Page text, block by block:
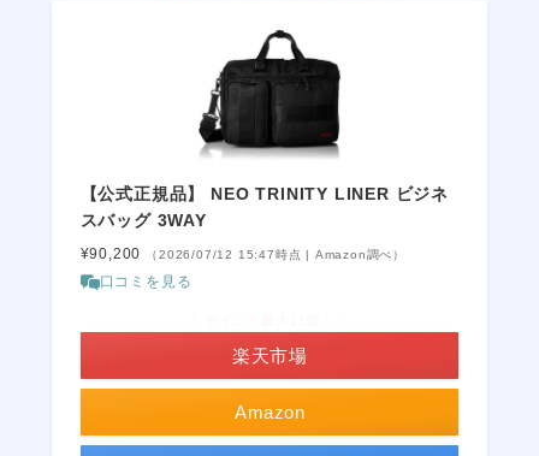
【公式正規品】 NEO TRINITY LINER ビジネ
スバッグ 3WAY
¥90,200 （2026/07/12 15:47時点 | Amazon調べ）
口コミを見る
Amazon
楽天市場